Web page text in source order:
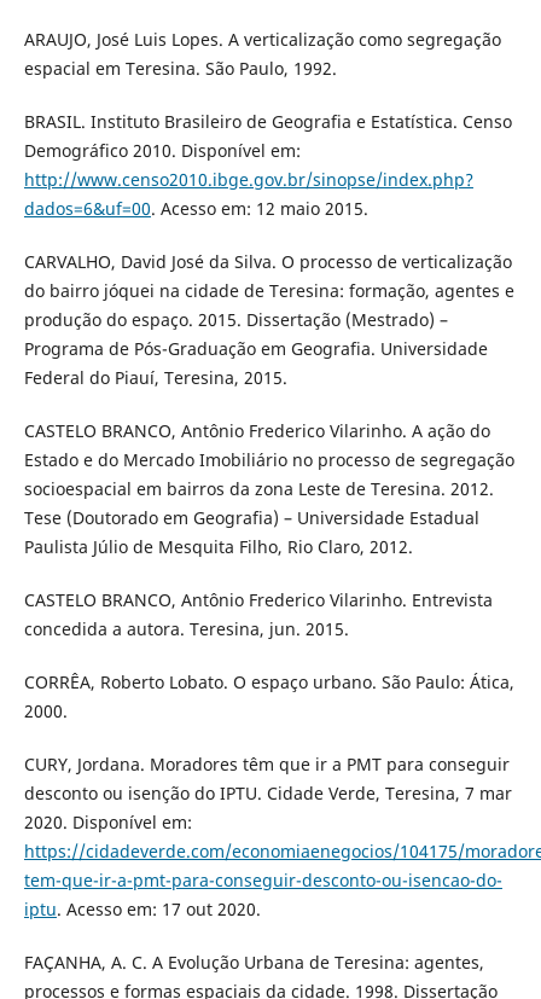
ARAUJO, José Luis Lopes. A verticalização como segregação
espacial em Teresina. São Paulo, 1992.
BRASIL. Instituto Brasileiro de Geografia e Estatística. Censo
Demográfico 2010. Disponível em:
http://www.censo2010.ibge.gov.br/sinopse/index.php?
dados=6&uf=00. Acesso em: 12 maio 2015.
CARVALHO, David José da Silva. O processo de verticalização
do bairro jóquei na cidade de Teresina: formação, agentes e
produção do espaço. 2015. Dissertação (Mestrado) –
Programa de Pós-Graduação em Geografia. Universidade
Federal do Piauí, Teresina, 2015.
CASTELO BRANCO, Antônio Frederico Vilarinho. A ação do
Estado e do Mercado Imobiliário no processo de segregação
socioespacial em bairros da zona Leste de Teresina. 2012.
Tese (Doutorado em Geografia) – Universidade Estadual
Paulista Júlio de Mesquita Filho, Rio Claro, 2012.
CASTELO BRANCO, Antônio Frederico Vilarinho. Entrevista
concedida a autora. Teresina, jun. 2015.
CORRÊA, Roberto Lobato. O espaço urbano. São Paulo: Ática,
2000.
CURY, Jordana. Moradores têm que ir a PMT para conseguir
desconto ou isenção do IPTU. Cidade Verde, Teresina, 7 mar
2020. Disponível em:
https://cidadeverde.com/economiaenegocios/104175/
tem-que-ir-a-pmt-para-conseguir-desconto-ou-isencao-do-
iptu. Acesso em: 17 out 2020.
FAÇANHA, A. C. A Evolução Urbana de Teresina: agentes,
processos e formas espaciais da cidade. 1998. Dissertação